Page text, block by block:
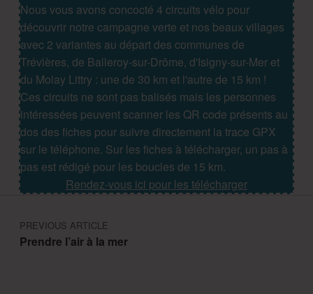
Nous vous avons concocté 4 circuits vélo pour
découvrir notre campagne verte et nos beaux villages
avec 2 variantes au départ des communes de
Trévières, de Balleroy-sur-Drôme, d'Isigny-sur-Mer et
du Molay Littry : une de 30 km et l'autre de 15 km !
Ces circuits ne sont pas balisés mais les personnes
intéressées peuvent scanner les QR code présents au
dos des fiches pour suivre directement la trace GPX
sur le téléphone. Sur les fiches à télécharger, un pas à
pas est rédigé pour les boucles de 15 km.
Rendez-vous ici pour les télécharger
Navigation de l’article
PREVIOUS ARTICLE
Prendre l’air à la mer